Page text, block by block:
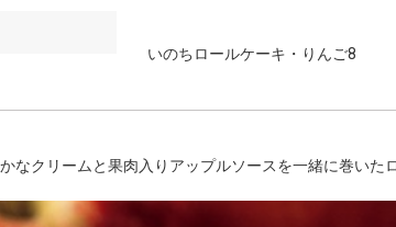
いのちロールケーキ・りんご8
なクリームと果肉入りアップルソースを一緒に巻いた